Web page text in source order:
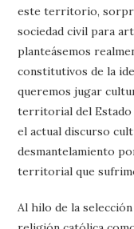
este territorio,
sociedad civil para
planteásemos
constitutivos de la
queremos jugar
territorial del Estado
el actual discurso
desmantelamiento
territorial que
Al hilo de la